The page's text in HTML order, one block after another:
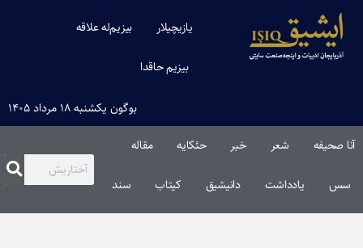
یازیچیلار بیزیم‌له علاقه
بیزیم حاقدا
بوگون یکشنبه ۱۸ مرداد ۱۴۰۵
آنا صحیفه شعر خبر حئکایه مقاله‌
سس یادداشت دانیشیق کیتاب سند